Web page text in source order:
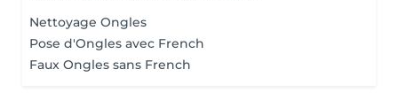
Nettoyage Ongles
Pose d'Ongles avec French
Faux Ongles sans French